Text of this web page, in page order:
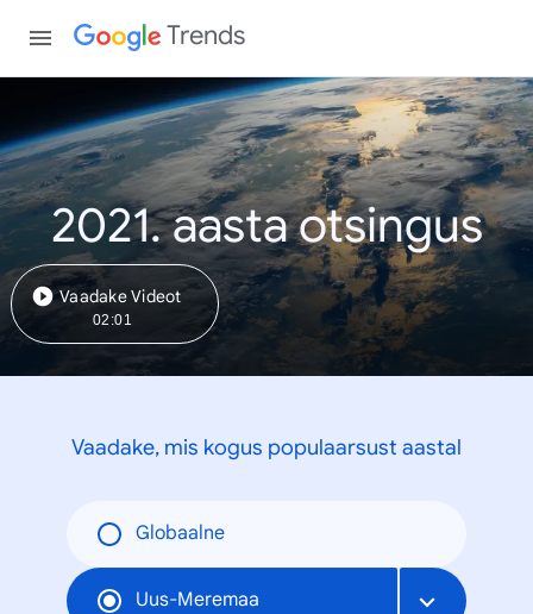
Trends
2021. aasta otsingus
Vaadake Videot
02:01
Vaadake, mis kogus populaarsust aastal
Globaalne
Uus-Meremaa